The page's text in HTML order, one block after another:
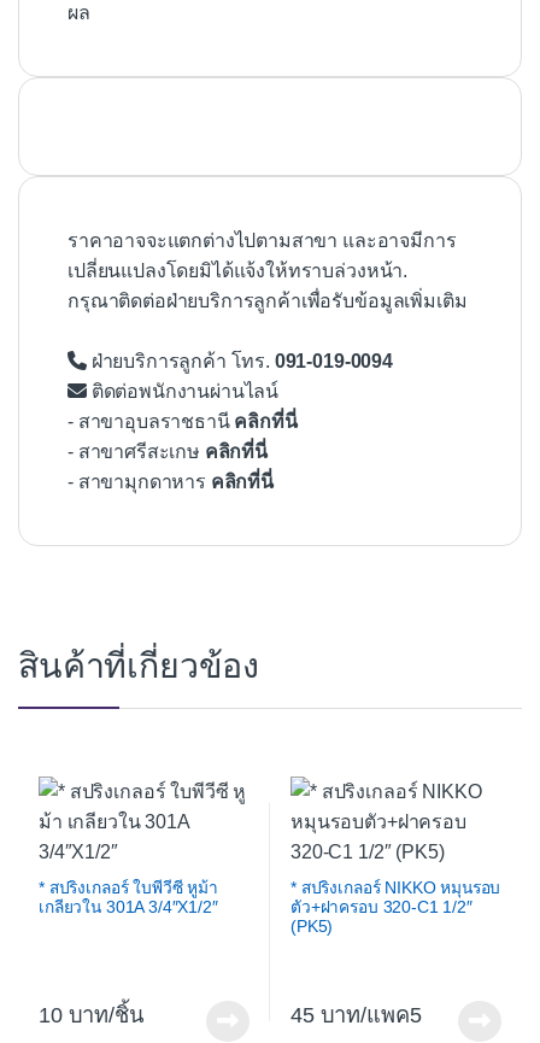
ผล
ราคาอาจจะแตกต่างไปตามสาขา และอาจมีการ
เปลี่ยนแปลงโดยมิได้แจ้งให้ทราบล่วงหน้า.
กรุณาติดต่อฝ่ายบริการลูกค้าเพื่อรับข้อมูลเพิ่มเติม
ฝ่ายบริการลูกค้า โทร. 091-019-0094
ติดต่อพนักงานผ่านไลน์
- สาขาอุบลราชธานี คลิกที่นี่
- สาขาศรีสะเกษ คลิกที่นี่
- สาขามุกดาหาร คลิกที่นี่
สินค้าที่เกี่ยวข้อง
* สปริงเกลอร์ ใบพีวีซี หูม้า
เกลียวใน 301A 3/4″X1/2″
10 /ชิ้น
* สปริงเกลอร์ NIKKO หมุนรอบ
ตัว+ฝาครอบ 320-C1 1/2″
(PK5)
45 /แพค5